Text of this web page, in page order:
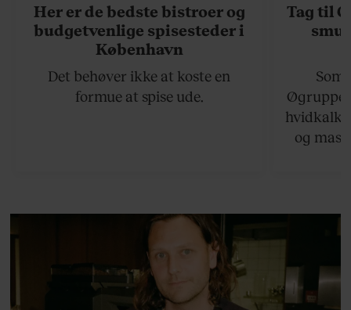
Her er de bedste bistroer og
budgetvenlige spisesteder i
København
Det behøver ikke at koste en
formue at spise ude.
Tag til
og